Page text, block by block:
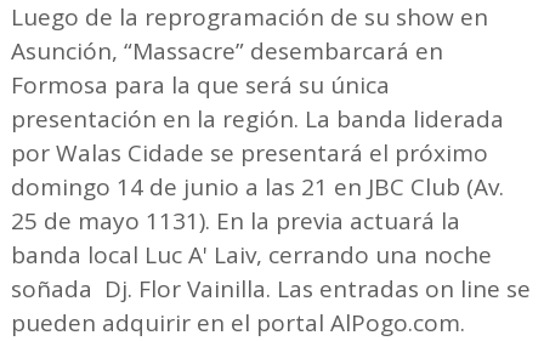
Luego de la reprogramación de su show en
Asunción, “Massacre” desembarcará en
Formosa para la que será su única
presentación en la región. La banda liderada
por Walas Cidade se presentará el próximo
domingo 14 de junio a las 21 en JBC Club (Av.
25 de mayo 1131). En la previa actuará la
banda local Luc A' Laiv, cerrando una noche
soñada Dj. Flor Vainilla. Las entradas on line se
pueden adquirir en el portal AlPogo.com.